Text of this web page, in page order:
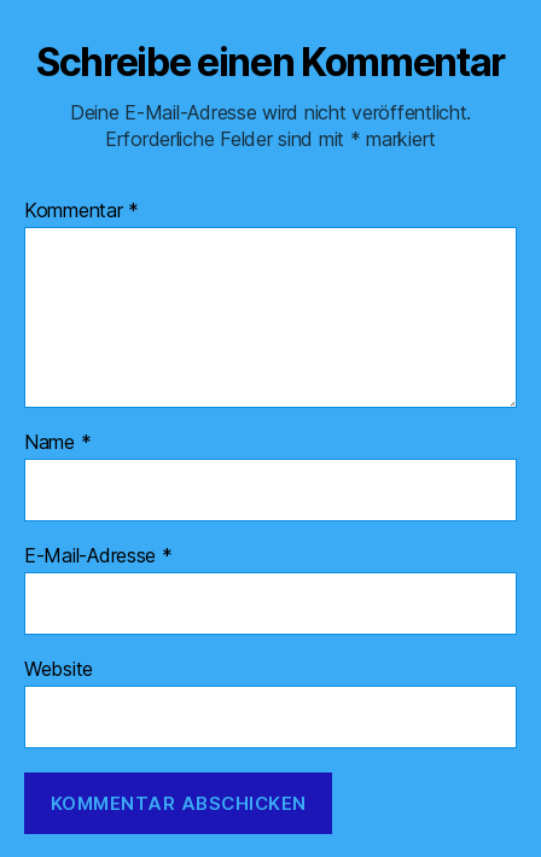
Schreibe einen Kommentar
Deine E-Mail-Adresse wird nicht veröffentlicht.
Erforderliche Felder sind mit * markiert
Kommentar *
Name *
E-Mail-Adresse *
Website